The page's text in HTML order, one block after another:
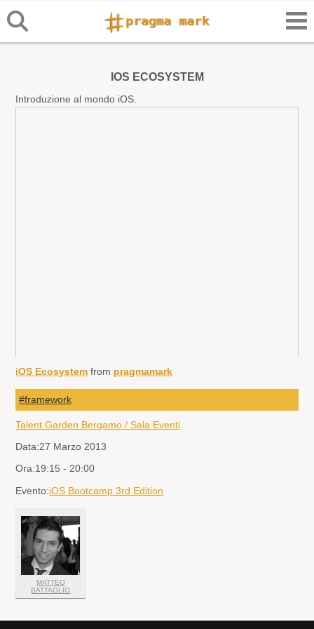
IOS ECOSYSTEM
Introduzione al mondo iOS.
iOS Ecosystem from pragmamark
#framework
Talent Garden Bergamo / Sala Eventi
Data:27 Marzo 2013
Ora:19:15 - 20:00
Evento:iOS Bootcamp 3rd Edition
MATTEO
BATTAGLIO